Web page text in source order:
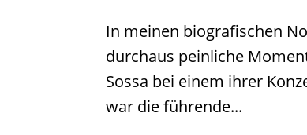
In meinen biografischen
durchaus peinliche
Sossa bei einem ihrer
war die führende...